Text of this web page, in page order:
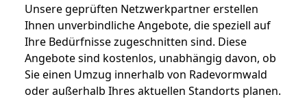
Unsere geprüften Netzwerkpartner erstellen
Ihnen unverbindliche Angebote, die speziell auf
Ihre Bedürfnisse zugeschnitten sind. Diese
Angebote sind kostenlos, unabhängig davon, ob
Sie einen Umzug innerhalb von Radevormwald
oder außerhalb Ihres aktuellen Standorts planen.